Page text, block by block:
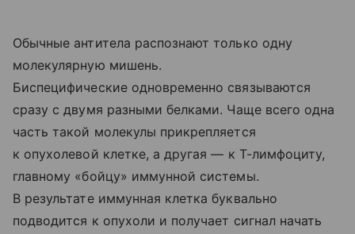
Обычные антитела распознают только одну
молекулярную мишень.
Биспецифические одновременно связываются
сразу с двумя разными белками. Чаще всего одна
часть такой молекулы прикрепляется
к опухолевой клетке, а другая — к Т-лимфоциту,
главному «бойцу» иммунной системы.
В результате иммунная клетка буквально
подводится к опухоли и получает сигнал начать